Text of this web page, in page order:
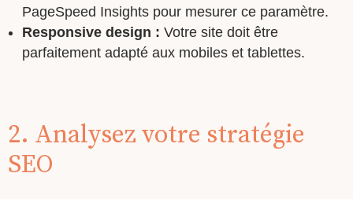
PageSpeed Insights pour mesurer ce paramètre.
Responsive design : Votre site doit être
parfaitement adapté aux mobiles et tablettes.
2. Analysez votre stratégie
SEO